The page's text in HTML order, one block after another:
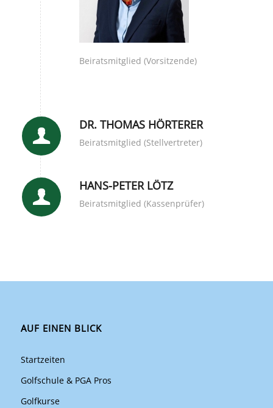
Beiratsmitglied (Vorsitzende)
DR. THOMAS HÖRTERER
Beiratsmitglied (Stellvertreter)
HANS-PETER LÖTZ
Beiratsmitglied (Kassenprüfer)
AUF EINEN BLICK
Startzeiten
Golfschule & PGA Pros
Golfkurse